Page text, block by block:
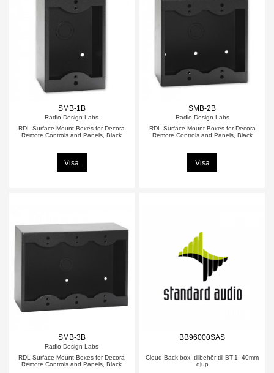
SMB-1B
Radio Design Labs
RDL Surface Mount Boxes for Decora
Remote Controls and Panels, Black
Visa
SMB-2B
Radio Design Labs
RDL Surface Mount Boxes for Decora
Remote Controls and Panels, Black
Visa
SMB-3B
Radio Design Labs
RDL Surface Mount Boxes for Decora
Remote Controls and Panels, Black
BB96000SAS
Cloud Back-box, tillbehör till BT-1, 40mm
djup